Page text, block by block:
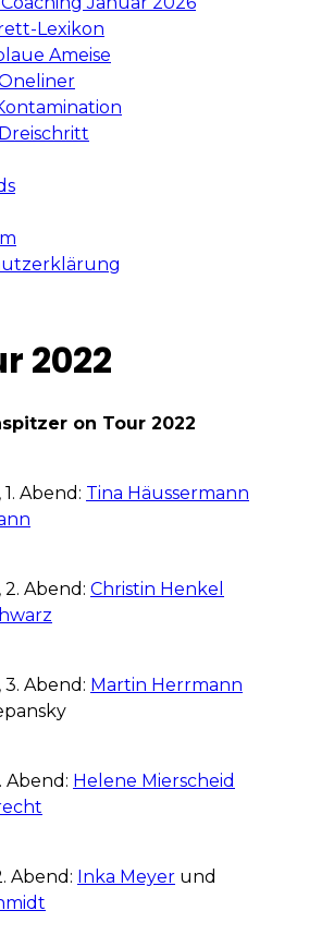
Lexikon
Ameise
2022
on Tour 2022
Abend: Tina Häussermann
Abend: Christin Henkel
Abend: Martin Herrmann
Abend: Helene Mierscheid
Abend: Inka Meyer und